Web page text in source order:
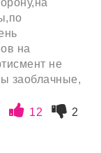
на
не
заоблачные,
12
2